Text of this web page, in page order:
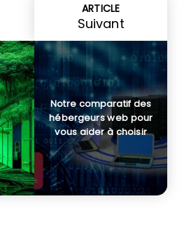
ARTICLE
Suivant
Notre comparatif des
hébergeurs web pour
vous aider à choisir